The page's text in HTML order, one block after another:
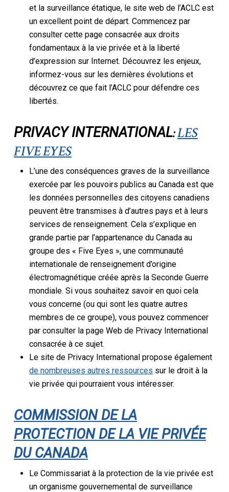
et la surveillance étatique, le site web de l’ACLC est
un excellent point de départ. Commencez par
consulter cette page consacrée aux droits
fondamentaux à la vie privée et à la liberté
d’expression sur Internet. Découvrez les enjeux,
informez-vous sur les dernières évolutions et
découvrez ce que fait l’ACLC pour défendre ces
libertés.
PRIVACY INTERNATIONAL:LES
FIVE EYES
L’une des conséquences graves de la surveillance
exercée par les pouvoirs publics au Canada est que
les données personnelles des citoyens canadiens
peuvent être transmises à d’autres pays et à leurs
services de renseignement. Cela s’explique en
grande partie par l’appartenance du Canada au
groupe des « Five Eyes », une communauté
internationale de renseignement d’origine
électromagnétique créée après la Seconde Guerre
mondiale. Si vous souhaitez savoir en quoi cela
vous concerne (ou qui sont les quatre autres
membres de ce groupe), vous pouvez commencer
par consulter la page Web de Privacy International
consacrée à ce sujet.
Le site de Privacy International propose également
de nombreuses autres ressources sur le droit à la
vie privée qui pourraient vous intéresser.
COMMISSION DE LA
PROTECTION DE LA VIE PRIVÉE
DU CANADA
Le Commissariat à la protection de la vie privée est
un organisme gouvernemental de surveillance